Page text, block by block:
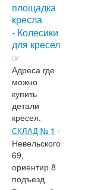
площадка
кресла
- Колесики
для кресел
☞
Адреса где
можно
купить
детали
кресел.
СКЛАД № 1 -
Невельского
69,
ориентир 8
подъезд
Фото📎